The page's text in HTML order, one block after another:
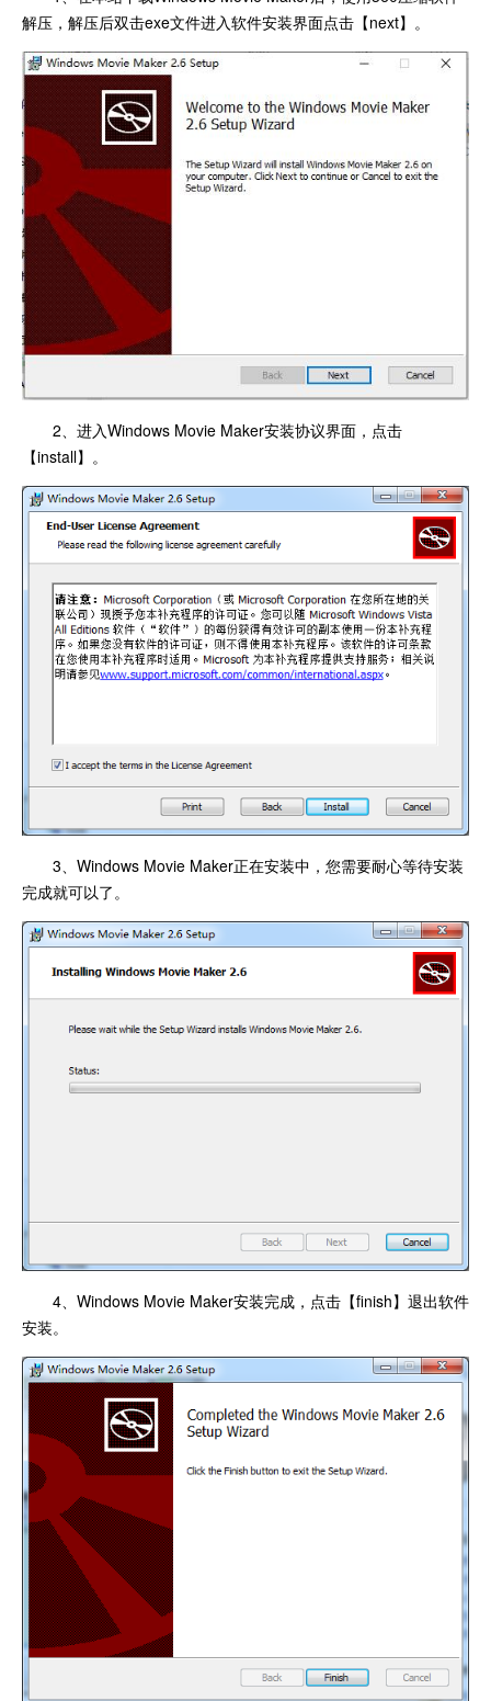
解压，解压后双击exe文件进入软件安装界面点击【next】。
2、进入Windows Movie Maker安装协议界面，点击
【install】。
3、Windows Movie Maker正在安装中，您需要耐心等待安装
完成就可以了。
4、Windows Movie Maker安装完成，点击【finish】退出软件
安装。